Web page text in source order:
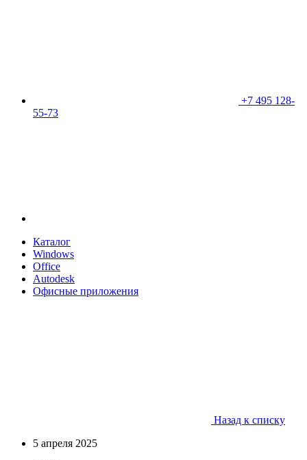
+7 495 128-
55-73
Каталог
Windows
Office
Autodesk
Офисные приложения
Назад к списку
5 апреля 2025